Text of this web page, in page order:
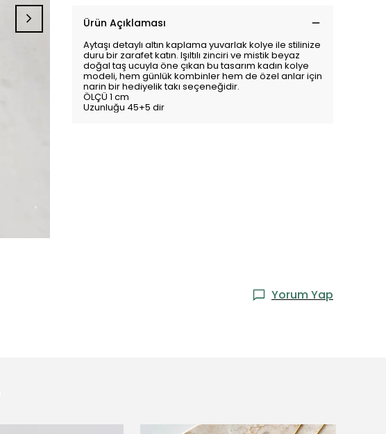
Ürün Açıklaması
Aytaşı detaylı altın kaplama yuvarlak kolye ile stilinize
duru bir zarafet katın. Işıltılı zinciri ve mistik beyaz
doğal taş ucuyla öne çıkan bu tasarım kadın kolye
modeli, hem günlük kombinler hem de özel anlar için
narin bir hediyelik takı seçeneğidir.
ÖLÇÜ 1 cm
Uzunluğu 45+5 dir
Yorum Yap